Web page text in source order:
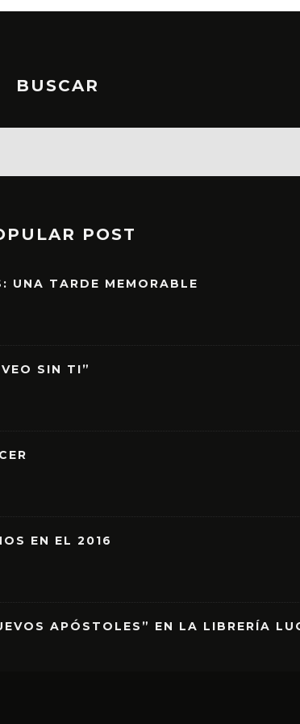
BUSCAR
POST
UNA TARDE MEMORABLE
SIN TI”
EN EL 2016
APÓSTOLES” EN LA LIBRERÍA